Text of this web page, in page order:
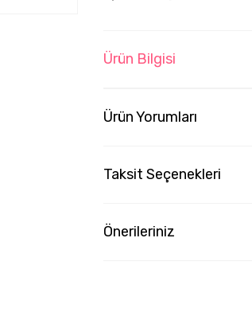
Ürün Bilgisi
Ürün Yorumları
Taksit Seçenekleri
Önerileriniz